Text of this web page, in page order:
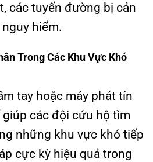
các tuyến đường bị cản
hiểm.
Trong Các Khu Vực Khó
tay hoặc máy phát tín
giúp các đội cứu hộ tìm
những khu vực khó tiếp
cực kỳ hiệu quả trong